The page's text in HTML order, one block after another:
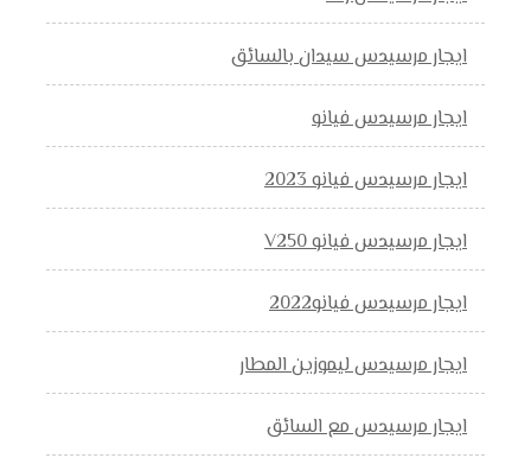
ايجار مرسيدس سيدان بالسائق
ايجار مرسيدس فيانو
ايجار مرسيدس فيانو 2023
ايجار مرسيدس فيانو V250
ايجار مرسيدس فيانو2022
ايجار مرسيدس ليموزين المطار
ايجار مرسيدس مع السائق